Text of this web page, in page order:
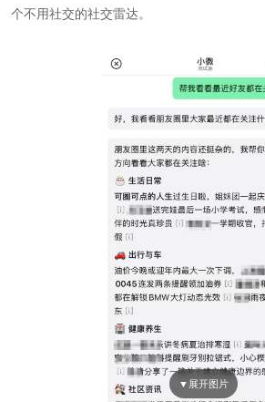
个不用社交的社交雷达。